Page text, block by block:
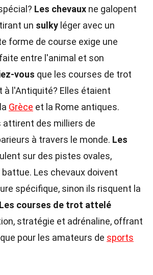
Les chevaux ne galopent
un sulky léger avec un
forme de course exige une
entre l'animal et son
vous que les courses de trot
l'Antiquité? Elles étaient
Grèce et la Rome antiques.
attirent des milliers de
à travers le monde. Les
sur des pistes ovales,
Les chevaux doivent
spécifique, sinon ils risquent la
Les courses de trot attelé
stratégie et adrénaline, offrant
pour les amateurs de sports